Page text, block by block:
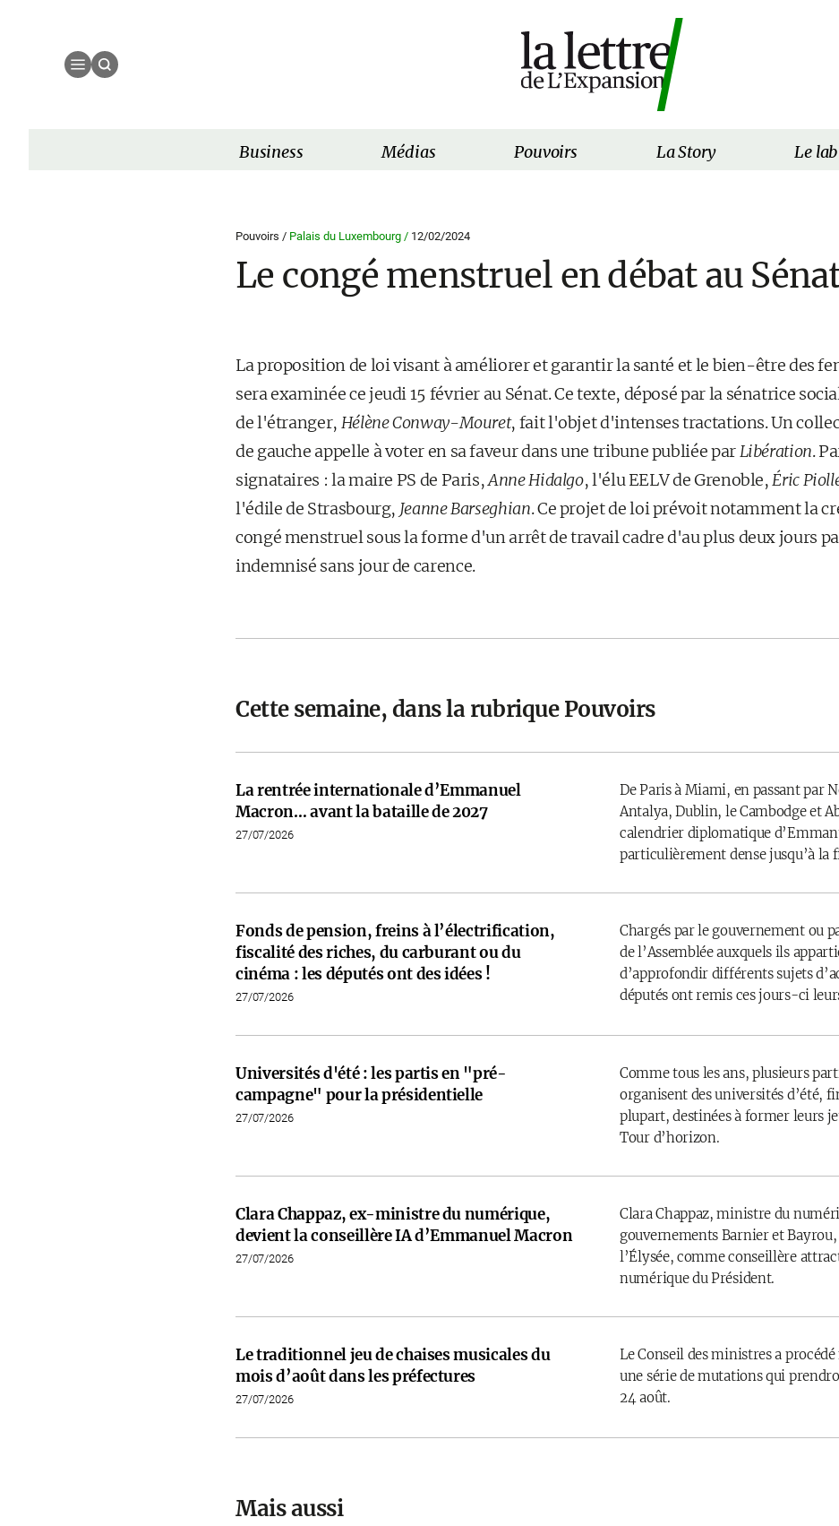
Business Médias Pouvoirs La Story Le lab
Pouvoirs / Palais du Luxembourg / 12/02/2024
Le congé menstruel en débat au
La proposition de loi visant à améliorer et garantir la santé et le bien-être des
sera examinée ce jeudi 15 février au Sénat. Ce texte, déposé par la sénatrice
de l'étranger, Hélène Conway-Mouret, fait l'objet d'intenses tractations. Un
de gauche appelle à voter en sa faveur dans une tribune publiée parLibération.
signataires : la maire PS de Paris,Anne Hidalgo, l'élu EELV de Grenoble,Éric
l'édile de Strasbourg, Jeanne Barseghian. Ce projet de loi prévoit notamment la
congé menstruel sous la forme d'un arrêt de travail cadre d'au plus deux jours
indemnisé sans jour de carence.
Cette semaine, dans la rubrique Pouvoirs
La rentrée internationale d’Emmanuel
Macron… avant la bataille de 2027
27/07/2026
De Paris à Miami, en passant par
Antalya, Dublin, le Cambodge et
calendrier diplomatique
particulièrement dense jusqu’à la
Fonds de pension, freins à l’électrification,
fiscalité des riches, du carburant ou du
cinéma : les députés ont des idées !
27/07/2026
Chargés par le gouvernement ou
de l’Assemblée auxquels ils
d’approfondir différents sujets
députés ont remis ces jours-ci
Universités d'été : les partis en "pré-
campagne" pour la présidentielle
27/07/2026
Comme tous les ans, plusieurs
organisent des universités d’été,
plupart, destinées à former leurs
Tour d’horizon.
Clara Chappaz, ex-ministre du numérique,
devient la conseillère IA d’Emmanuel Macron
27/07/2026
Clara Chappaz, ministre du
gouvernements Barnier et Bayrou,
l’Élysée, comme conseillère
numérique du Président.
Le traditionnel jeu de chaises musicales du
mois d’août dans les préfectures
27/07/2026
Le Conseil des ministres a
une série de mutations qui
24 août.
Mais aussi